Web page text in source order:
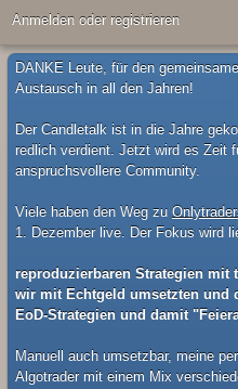
Anmelden oder registrieren
DANKE Leute, für den
Austausch in all den Jahren!
Der Candletalk ist in die Jahre
redlich verdient. Jetzt wird es Zeit
anspruchsvollere Community.
Viele haben den Weg zu
1. Dezember live. Der Fokus wird
reproduzierbaren Strategien mit
wir mit Echtgeld umsetzten und
EoD-Strategien und damit
Manuell auch umsetzbar, meine
Algotrader mit einem Mix